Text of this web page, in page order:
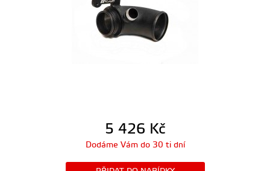
5 426 Kč
Dodáme Vám do 30 ti dní